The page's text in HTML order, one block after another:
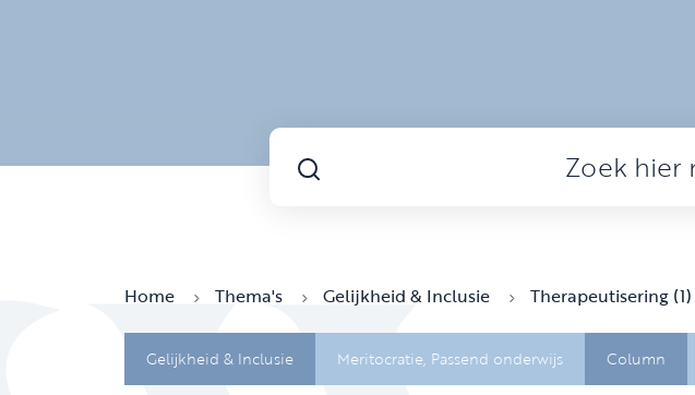
Home Thema's Gelijkheid & Inclusie Therapeutisering (1)
Gelijkheid & Inclusie Meritocratie, Passend onderwijs Column